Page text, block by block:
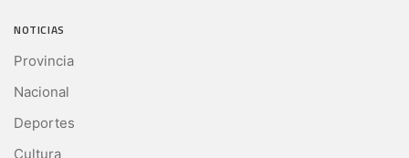
NOTICIAS
Provincia
Nacional
Deportes
Cultura